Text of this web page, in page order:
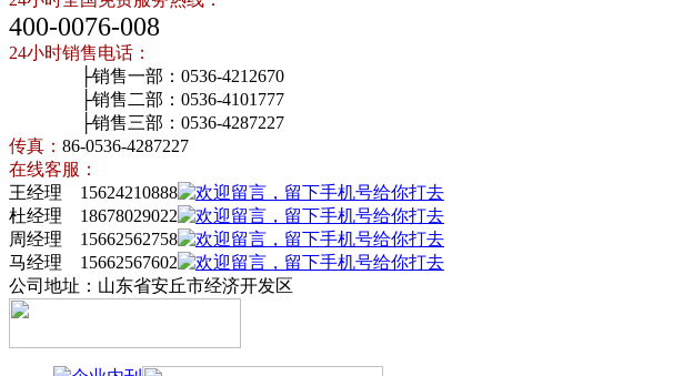
400-0076-008
24小时销售电话：
├销售一部：0536-4212670
├销售二部：0536-4101777
├销售三部：0536-4287227
传真： 86-0536-4287227
在线客服：
王经理 15624210888
杜经理 18678029022
周经理 15662562758
马经理 15662567602
公司地址：山东省安丘市经济开发区